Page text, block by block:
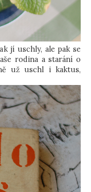
jí uschly, ale pak se
rodina a starání o
už uschl i kaktus,